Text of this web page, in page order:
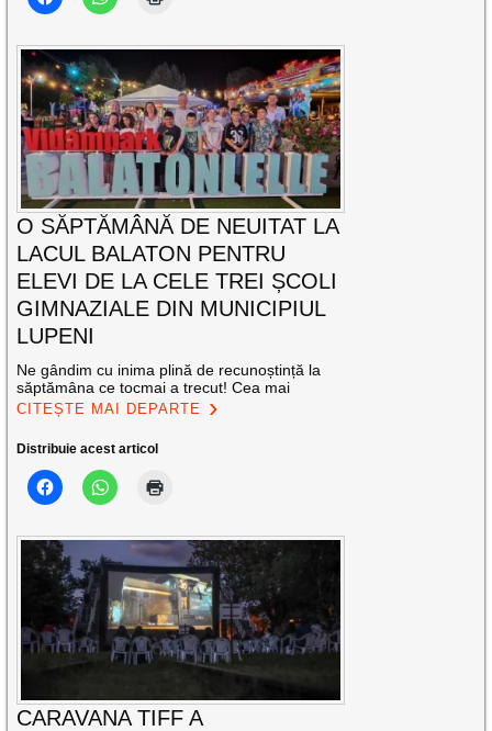
O SĂPTĂMÂNĂ DE NEUITAT LA
LACUL BALATON PENTRU
ELEVI DE LA CELE TREI ȘCOLI
GIMNAZIALE DIN MUNICIPIUL
LUPENI
Ne gândim cu inima plină de recunoștință la
săptămâna ce tocmai a trecut! Cea mai
CITEȘTE MAI DEPARTE
Distribuie acest articol
CARAVANA TIFF A